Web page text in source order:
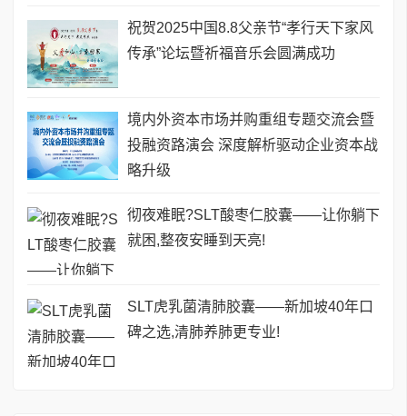
祝贺2025中国8.8父亲节“孝行天下家风
传承”论坛暨祈福音乐会圆满成功
境内外资本市场并购重组专题交流会暨
投融资路演会 深度解析驱动企业资本战
略升级
彻夜难眠?SLT酸枣仁胶囊——让你躺下
就困,整夜安睡到天亮!
SLT虎乳菌清肺胶囊——新加坡40年口
碑之选,清肺养肺更专业!